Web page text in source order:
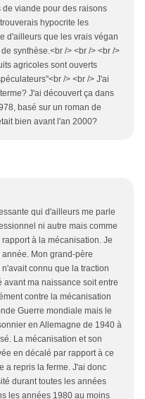
viande pour des raisons
hypocrite les
d'ailleurs que les vrais végan
synthèse.<br /> <br /> <br />
agricoles sont ouverts
/> <br /> J'ai
J'ai découvert ça dans
basé sur un roman de
bien avant l'an 2000?
qui d'ailleurs me parle
ni autre mais comme
à la mécanisation. Je
Mon grand-père
connu que la traction
avant ma naissance soit entre
contre la mécanisation
Guerre mondiale mais le
en Allemagne de 1940 à
La mécanisation et son
en décalé par rapport à ce
a repris la ferme. J'ai donc
durant toutes les années
les années 1980 au moins